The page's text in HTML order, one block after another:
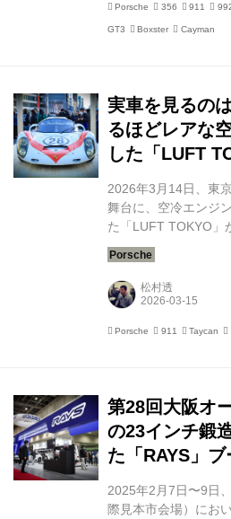
（2019年）や、神戸
Porsche 356 911
GT3 Boxster Cayman
実車を見るの
るほどレアな
した「LUFT
2026年3月14日、東
舞台に、空冷エンジ
た「LUFT TOKYO」
なった「KK線」は、
をもって廃止されて
空間であり、立ち入
専用の道路」として
に、およそ200台も
「非日常」の世界
ルニアで誕生した空
松村透
Porsche 911 Taycan
第28回大阪オ
の23インチ鍛
た「RAYS」ブ
2025年2月7日〜9日
際⾒本市会場）にお